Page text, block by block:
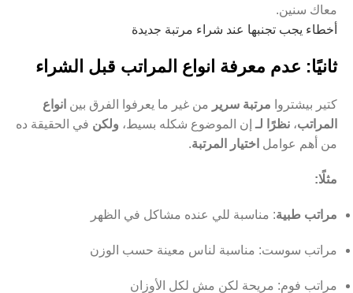
معاك سنين.
أخطاء يجب تجنبها عند شراء مرتبة جديدة
ثانيًا: عدم معرفة انواع المراتب قبل الشراء
كتير بيشتروا مرتبة سرير من غير ما يعرفوا الفرق بين انواع
المراتب، نظرًا لـ إن الموضوع شكله بسيط، ولكن في الحقيقة ده
من أهم عوامل اختيار المرتبة.
مثلًا:
مراتب طبية: مناسبة للي عنده مشاكل في الظهر
مراتب سوست: مناسبة لناس معينة حسب الوزن
مراتب فوم: مريحة لكن مش لكل الأوزان